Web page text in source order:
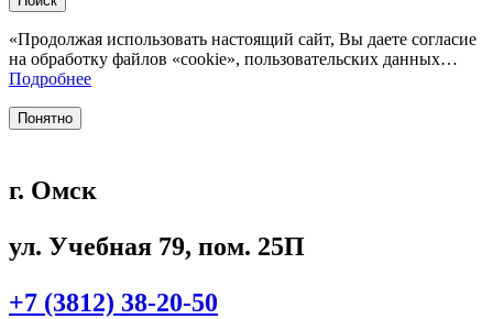
«Продолжая использовать настоящий сайт, Вы даете согласие
на обработку файлов «cookie», пользовательских данных…
Подробнее
Понятно
г. Омск
ул. Учебная 79, пом. 25П
+7 (3812) 38-20-50